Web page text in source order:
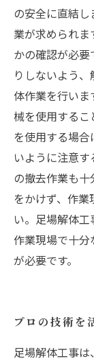
の安全に直結
業が求められま
かの確認が必
りしないよう
体作業を行い
械を使用する
を使用する場
いように注意
の撤去作業も
をかけず、作
い。足場解体工
作業現場で十分
が必要です。
プロの技術を
足場解体工事